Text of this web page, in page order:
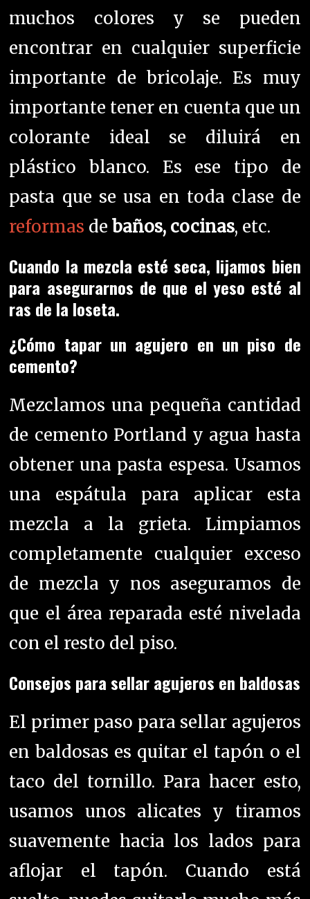
muchos colores y se pueden
encontrar en cualquier superficie
importante de bricolaje. Es muy
importante tener en cuenta que un
colorante ideal se diluirá en
plástico blanco. Es ese tipo de
pasta que se usa en toda clase de
reformas debaños, cocinas, etc.
Cuando la mezcla esté seca, lijamos bien
para asegurarnos de que el yeso esté al
ras de la loseta.
¿Cómo tapar un agujero en un piso de
cemento?
Mezclamos una pequeña cantidad
de cemento Portland y agua hasta
obtener una pasta espesa. Usamos
una espátula para aplicar esta
mezcla a la grieta. Limpiamos
completamente cualquier exceso
de mezcla y nos aseguramos de
que el área reparada esté nivelada
con el resto del piso.
Consejos para sellar agujeros en baldosas
El primer paso para sellar agujeros
en baldosas es quitar el tapón o el
taco del tornillo. Para hacer esto,
usamos unos alicates y tiramos
suavemente hacia los lados para
aflojar el tapón. Cuando está